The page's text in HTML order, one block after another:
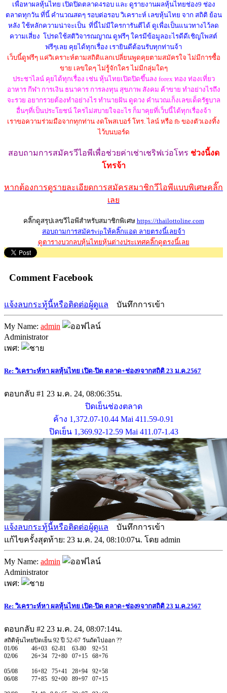
เพื่อหาผลหุ้นไทย เปิดปิดตลาด4รอบ และ ดูรายงานผลหุ้นไทยช่อง9 ช่อง
ตลาดทุกวัน ที่นี้ คำนวณสดๆ รอบต่อรอบ วิเคราะห์ เลขหุ้นไทย จาก สถิติ ย้อน
หลัง ใช้หลักความน่าจะเป็น ที่นี้ไม่มีใครการันตีได้ ดูเพื่อเป็นแนวทางไว้ลด
ความเสี่ยง โปรดใช้สติวิจารณญาณ ดูฟรีๆ ใครมีข้อมูลอะไรดีดีเชิญโพสต์
ฟรีๆเลย คุยได้ทุกเรื่อง เรายินดีต้อนรับทุกท่านจ้า
เว็บนี้ดูฟรีๆ แค่วิเคราะห์ตามสถิติแลกเปลี่ยนพูดคุยตามสมัครใจ ไม่มีการซื้อ
ขาย เลขใดๆ ไม่รู้จักใคร ไม่มีกลุ่มใดๆ
ประชาไลน์ คุยได้ทุกเรื่อง เช่น หุ้นไทยเปิดปิดขึ้นลง forex ทอง ท่องเที่ยว
อาหาร กีฬา การเงิน ธนาคาร การลงทุน สุขภาพ สังคม ค้าขาย ทำอย่างไรถึง
จะรวย อยากรวยต้องทำอย่างไร ทำนายฝัน ดูดวง คำนวณเก็งเลขเด็ดรัฐบาล
อื่นๆที่เป็นประโยชน์ ใครไม่สบายใจอะไร ก็มาคุยที่เว็บนี้ได้ทุกเรื่องจ้า
เราขอความร่วมมือจากทุกท่าน งดโพสเบอร์ โทร. ไลน์ หรือ fb ของตัวเองทิ้ง
ไว้บนบอร์ด
สอบถามการสมัครวีไอพีเพื่อช่วยค่าเช่าเชริฟเว่อโทร ช่วงนี้งด
โทรจ้า
หากต้องการดูรายละเอียดการสมัครสมาชิกวีไอพีแบบพิเศษคลิ๊ก
เลย
คลิ๊กดูสรุปเลขวีไอพีสำหรับสมาชิกพิเศษ https://thailottoline.com
สอบถามการสมัครvipให้คลิ๊กแอด ลายตรงนี้เลยจ้า
ดูตารางบวกลบหุ้นไทยหุ้นต่างประเทศคลิ๊กดูตรงนี้เลย
Comment Facebook
แจ้งลบกระทู้นี้หรือติดต่อผู้ดูแล บันทึกการเข้า
My Name: admin
Administrator
เพศ:
Re: วิเคราะห์หา ผลหุ้นไทย เปิด-ปิด ตลาด+ช่อง9จากสถิติ 23 ม.ค.2567
ตอบกลับ #1 23 ม.ค. 24, 08:06:35น.
ปิดเย็นช่องตลาด
ค้าง 1,372.07-10.44 Mai 411.59-0.91
ปิดเย็น 1,369.92-12.59 Mai 411.07-1.43
แจ้งลบกระทู้นี้หรือติดต่อผู้ดูแล
บันทึกการเข้า
แก้ไขครั้งสุดท้าย: 23 ม.ค. 24, 08:10:07น. โดย admin
My Name: admin
Administrator
เพศ:
Re: วิเคราะห์หา ผลหุ้นไทย เปิด-ปิด ตลาด+ช่อง9จากสถิติ 23 ม.ค.2567
ตอบกลับ #2 23 ม.ค. 24, 08:07:14น.
สถิติหุ้นไทยปิดเย็น 92 ปี 52-67 วันถัดไปออก ??
01/06 46+03 62-81 63-80 92+51
02/06 26+34 72+80 07+15 68+76
05/08 16+82 75+41 28+94 92+58
06/08 77+85 92+00 89+97 07+15